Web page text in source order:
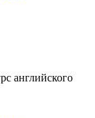
английского